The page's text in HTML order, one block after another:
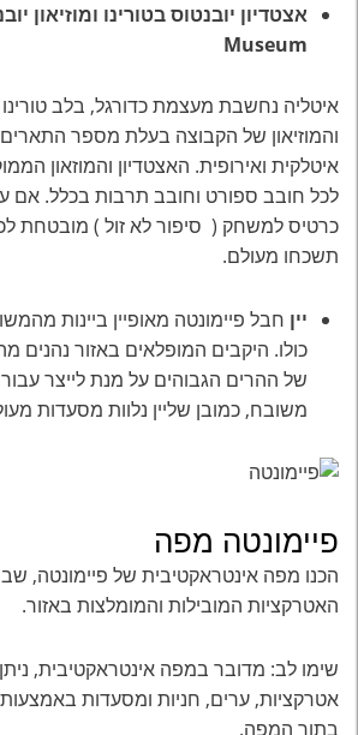
אצטדיון יובנטוס בטורינו ומוזיאון
Museum
איטליה נחשבת מעצמת כדורגל, בלב
והמוזיאון של הקבוצה בעלת מספר
איטלקית ואירופית. האצטדיון והמוזאון
לכל חובב ספורט וחובב תרבות בכלל. אם
כרטיס למשחק ( סיפור לא זול ) מובטחת
תשכחו מעולם.
יין חבל פיימונטה מאופיין ביינות
כולו. היקבים המופלאים באזור נהנים
של ההרים הגבוהים על מנת לייצר עבור
משובח, כמובן שליין נלוות מסעדות
פיימונטה מפה
הכנו מפה אינטראקטיבית של פיימונטה,
האטרקציות המובילות והמומלצות באזור.
שימו לב: מדובר במפה אינטראקטיבית,
אטרקציות, ערים, חניות ומסעדות
בתוך המפה.